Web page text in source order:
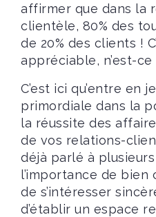
affirmer que dans la
clientèle, 80% des
de 20% des clients !
appréciable, n’est-ce
C’est ici qu’entre en
primordiale dans la
la réussite des
de vos relations-
déjà parlé à
l’importance de
de s’intéresser
d’établir un espace